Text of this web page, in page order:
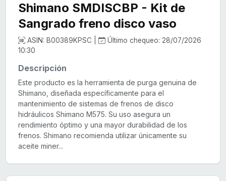
Shimano SMDISCBP - Kit de
Sangrado freno disco vaso
ASIN: B00389KPSC |
Último chequeo: 28/07/2026
10:30
Descripción
Este producto es la herramienta de purga genuina de
Shimano, diseñada específicamente para el
mantenimiento de sistemas de frenos de disco
hidráulicos Shimano M575. Su uso asegura un
rendimiento óptimo y una mayor durabilidad de los
frenos. Shimano recomienda utilizar únicamente su
aceite miner...